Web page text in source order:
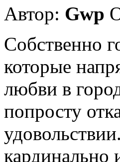
Автор: Gwp
Собственно
которые
любви в
попросту
кардинально